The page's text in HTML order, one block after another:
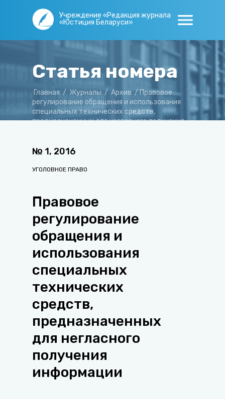
Учреждение «Редакция журнала
«Юстиция Беларуси»
Статья номера
Главная / Журналы / Архив / Правовое
регулирование обращения и использования
специальных технических средств,
предназначенных для негласного получения
№ 1, 2016
УГОЛОВНОЕ ПРАВО
Правовое
регулирование
обращения и
использования
специальных
технических
средств,
предназначенных
для негласного
получения
информации